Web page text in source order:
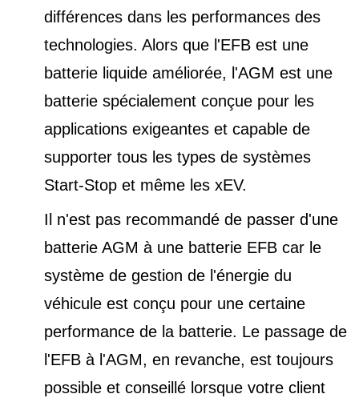
différences dans les performances des
technologies. Alors que l'EFB est une
batterie liquide améliorée, l'AGM est une
batterie spécialement conçue pour les
applications exigeantes et capable de
supporter tous les types de systèmes
Start-Stop et même les xEV.
Il n'est pas recommandé de passer d'une
batterie AGM à une batterie EFB car le
système de gestion de l'énergie du
véhicule est conçu pour une certaine
performance de la batterie. Le passage de
l'EFB à l'AGM, en revanche, est toujours
possible et conseillé lorsque votre client